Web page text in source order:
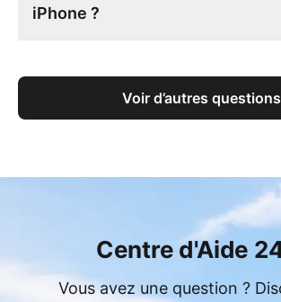
iPhone ?
Voir d’autres questions
Centre d'Aide
Vous avez une question ?